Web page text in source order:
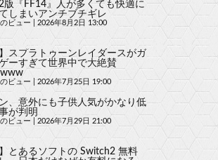
版『FF14』人が多くても快適に
しまいアンチブチギレ
ビュー 2026年8月2日 13:00
】スプラトゥーンレイダースがガ
ーすぎて世界中で大絶賛
ビュー |2026年7月25日 19:00
、意外にも子供人気がかなり低
が判明
ビュー 2026年7月29日 21:00
】とあるソフトの Switch2 無料